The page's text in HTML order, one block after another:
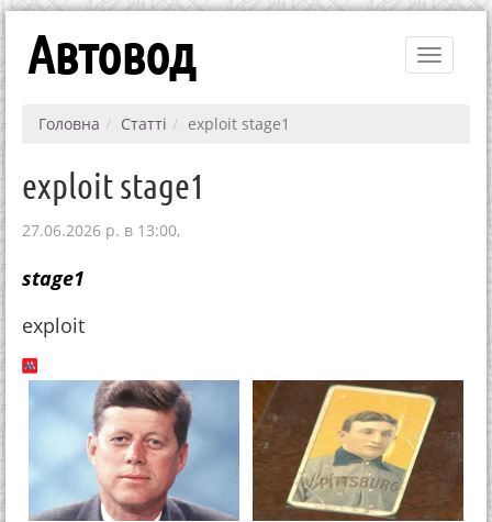
Toggle
Автовод
Головна Статті exploit stage1
exploit stage1
27.06.2026 р. в 13:00,
stage1
exploit